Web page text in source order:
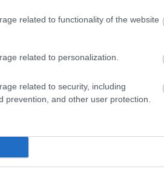
related to functionality of the website
related to personalization.
related to security, including
prevention, and other user protection.
του στις 10